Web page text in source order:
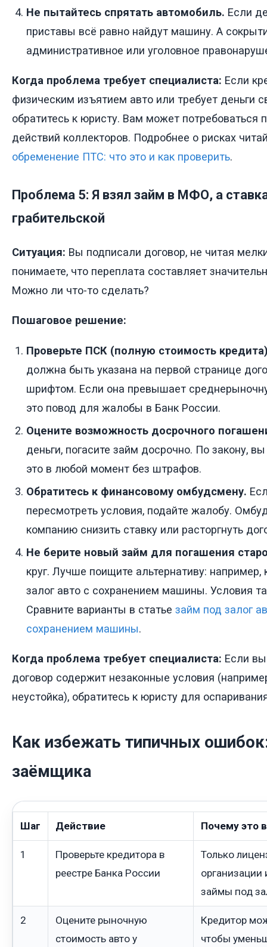
Не пытайтесь спрятать автомобиль. Если
приставы всё равно найдут машину. А
административное или уголовное
Когда проблема требует специалиста: Если
физическим изъятием авто или требует деньги
обратитесь к юристу. Вам может потребоваться
действий коллекторов. Подробнее о рисках
обременение ПТС: что это и как проверить.
Проблема 5: Я взял займ в МФО, а
грабительской
Ситуация: Вы подписали договор, не читая
понимаете, что переплата составляет
Можно ли что-то сделать?
Пошаговое решение:
Проверьте ПСК (полную стоимость
должна быть указана на первой странице
шрифтом. Если она превышает
это повод для жалобы в Банк России.
Оцените возможность досрочного
деньги, погасите займ досрочно. По закону,
это в любой момент без штрафов.
Обратитесь к финансовому омбудсмену.
пересмотреть условия, подайте жалобу.
компанию снизить ставку или расторгнуть
Не берите новый займ для погашения
круг. Лучше поищите альтернативу: например,
залог авто с сохранением машины. Условия
Сравните варианты в статье займ под залог
сохранением машины.
Когда проблема требует специалиста: Если вы
договор содержит незаконные условия
неустойка), обратитесь к юристу для
Как избежать типичных
заёмщика
Шаг Действие Почему это
1
Проверьте кредитора в
реестре Банка России
Только
займы под
2
Оцените рыночную
стоимость авто у
Кредитор
чтобы